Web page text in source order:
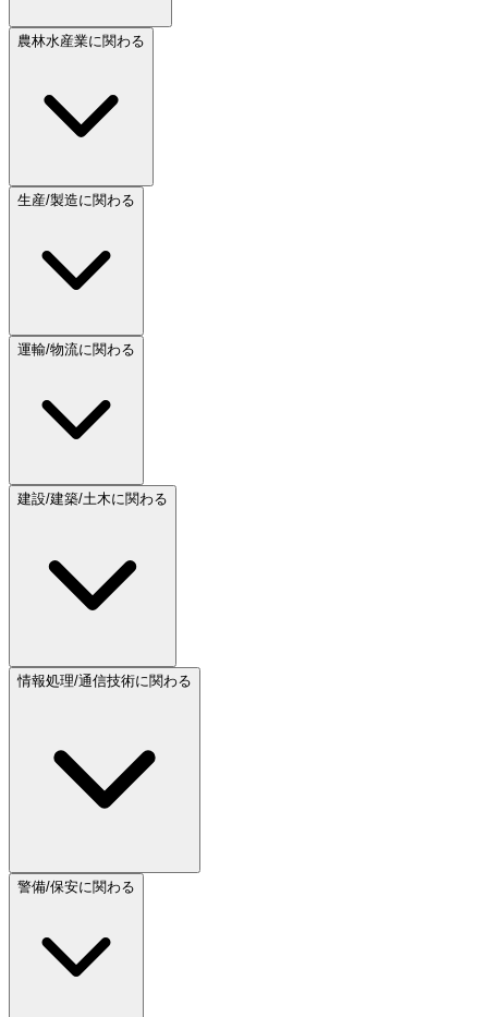
農林水産業に関わる
生産/製造に関わる
運輸/物流に関わる
建設/建築/土木に関わる
情報処理/通信技術に関わる
警備/保安に関わる